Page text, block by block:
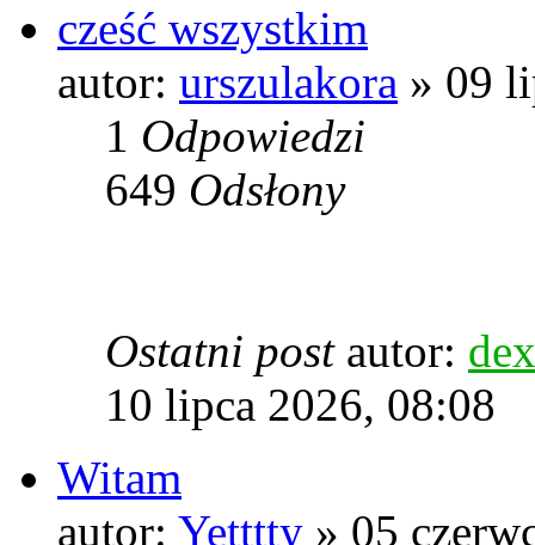
cześć wszystkim
autor: urszulakora » 09
1 Odpowiedzi
649 Odsłony
Ostatni post autor:
10 lipca 2026, 08:08
Witam
autor: Yetttty » 05